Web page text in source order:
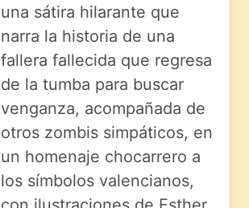
una sátira hilarante que
narra la historia de una
fallera fallecida que regresa
de la tumba para buscar
venganza, acompañada de
otros zombis simpáticos, en
un homenaje chocarrero a
los símbolos valencianos,